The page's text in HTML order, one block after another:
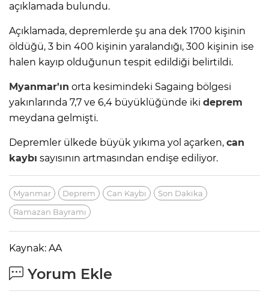
açıklamada bulundu.
Açıklamada, depremlerde şu ana dek 1700 kişinin
öldüğü, 3 bin 400 kişinin yaralandığı, 300 kişinin ise
halen kayıp olduğunun tespit edildiği belirtildi.
Myanmar'ın orta kesimindeki Sagaing bölgesi
yakınlarında 7,7 ve 6,4 büyüklüğünde iki deprem
meydana gelmişti.
Depremler ülkede büyük yıkıma yol açarken, can
kaybı sayısının artmasından endişe ediliyor.
Myanmar Deprem Can Kaybı
Son Dakika
Ramazan Bayramı
Kaynak: AA
Yorum Ekle